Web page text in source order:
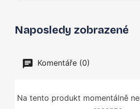
Naposledy zobrazené
Komentáře (0)
Na tento produkt momentálně